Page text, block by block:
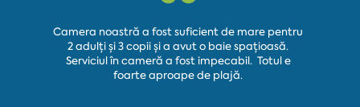
Camera noastră a fost suficient de mare pentru
2 adulți și 3 copii și a avut o baie spațioasă.
Serviciul în cameră a fost impecabil. Totul e
foarte aproape de plajă.